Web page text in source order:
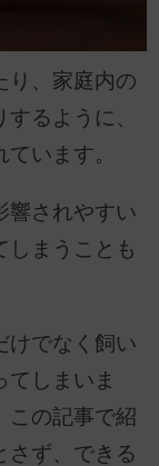
り、家庭内の
るように、
います。
響されやすい
しまうことも
けでなく飼い
しまいま
この記事で紹
さず、できる